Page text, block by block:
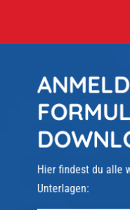
Hier findest du alle
Unterlagen: